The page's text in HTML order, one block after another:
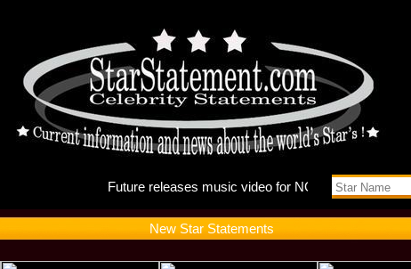
Future
New Star Statements